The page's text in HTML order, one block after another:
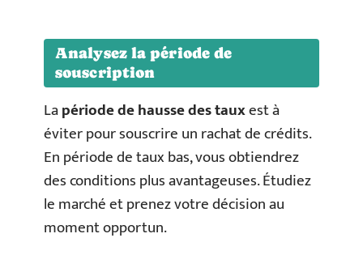
Analysez la période de
souscription
Lapériode de hausse des tauxest à
éviter pour souscrire un rachat de crédits.
En période de taux bas, vous obtiendrez
des conditions plus avantageuses. Étudiez
le marché et prenez votre décision au
moment opportun.